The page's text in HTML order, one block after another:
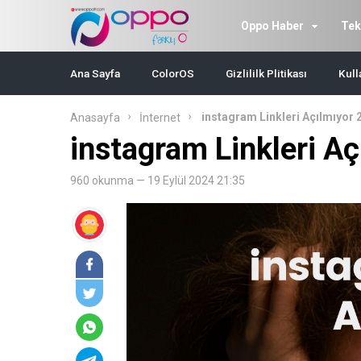
Oppo Haber
Ana Sayfa ColorOS Gizlililk Plitikası
Anasayfa İnternet instagram Linkleri Açılmıyor
instagram Linkleri
960 okunma — 19 Eylül 2024 21:35